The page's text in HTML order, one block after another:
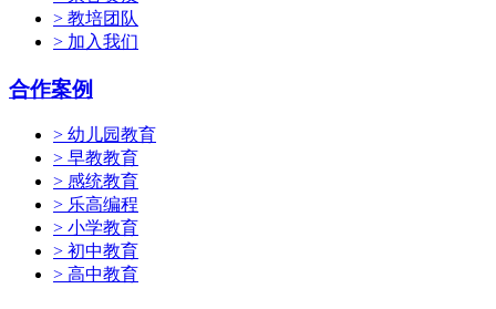
> 教培团队
> 加入我们
合作案例
> 幼儿园教育
> 早教教育
> 感统教育
> 乐高编程
> 小学教育
> 初中教育
> 高中教育